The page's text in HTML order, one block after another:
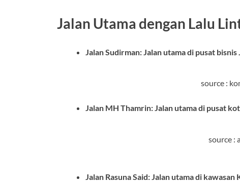
Jalan Utama dengan Lalu
Jalan Sudirman: Jalan utama di pusat
source :
Jalan MH Thamrin: Jalan utama di pusat
source :
Jalan Rasuna Said: Jalan utama di